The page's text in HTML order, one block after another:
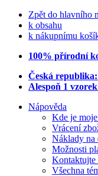
Zpět do hlavního
k obsahu
k nákupnímu
100% přírodní
Česká
Alespoň 1
Nápověda
Kde je
Vrácení
Náklady na
Možnosti
Kontaktujte
Všechna